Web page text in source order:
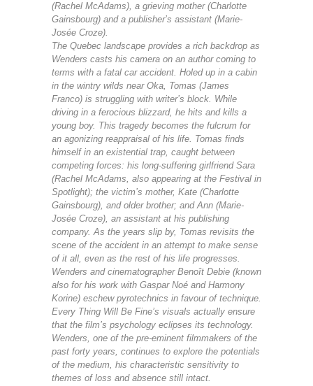
(Rachel McAdams), a grieving mother (Charlotte
Gainsbourg) and a publisher’s assistant (Marie-
Josée Croze).
The Quebec landscape provides a rich backdrop as
Wenders casts his camera on an author coming to
terms with a fatal car accident. Holed up in a cabin
in the wintry wilds near Oka, Tomas (James
Franco) is struggling with writer’s block. While
driving in a ferocious blizzard, he hits and kills a
young boy. This tragedy becomes the fulcrum for
an agonizing reappraisal of his life. Tomas finds
himself in an existential trap, caught between
competing forces: his long-suffering girlfriend Sara
(Rachel McAdams, also appearing at the Festival in
Spotlight); the victim’s mother, Kate (Charlotte
Gainsbourg), and older brother; and Ann (Marie-
Josée Croze), an assistant at his publishing
company. As the years slip by, Tomas revisits the
scene of the accident in an attempt to make sense
of it all, even as the rest of his life progresses.
Wenders and cinematographer Benoît Debie (known
also for his work with Gaspar Noé and Harmony
Korine) eschew pyrotechnics in favour of technique.
Every Thing Will Be Fine’s visuals actually ensure
that the film’s psychology eclipses its technology.
Wenders, one of the pre-eminent filmmakers of the
past forty years, continues to explore the potentials
of the medium, his characteristic sensitivity to
themes of loss and absence still intact.